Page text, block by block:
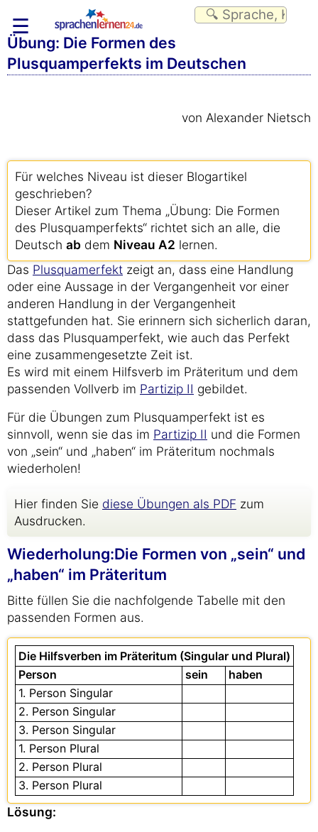
☰
Übung: Die Formen des
Plusquamperfekts im Deutschen
von Alexander Nietsch
Für welches Niveau ist dieser Blogartikel
geschrieben?
Dieser Artikel zum Thema „Übung: Die Formen
des Plusquamperfekts“ richtet sich an alle, die
Deutsch ab dem Niveau A2 lernen.
Das Plusquamerfekt zeigt an, dass eine Handlung
oder eine Aussage in der Vergangenheit vor einer
anderen Handlung in der Vergangenheit
stattgefunden hat. Sie erinnern sich sicherlich daran,
dass das Plusquamperfekt, wie auch das Perfekt
eine zusammengesetzte Zeit ist.
Es wird mit einem Hilfsverb im Präteritum und dem
passenden Vollverb im Partizip II gebildet.
Für die Übungen zum Plusquamperfekt ist es
sinnvoll, wenn sie das im Partizip II und die Formen
von „sein“ und „haben“ im Präteritum nochmals
wiederholen!
Hier finden Sie diese Übungen als PDF zum
Ausdrucken.
Wiederholung:Die Formen von „sein“ und
„haben“ im Präteritum
Bitte füllen Sie die nachfolgende Tabelle mit den
passenden Formen aus.
Die Hilfsverben im Präteritum (Singular und Plural)
Person
sein
haben
1. Person Singular
2. Person Singular
3. Person Singular
1. Person Plural
2. Person Plural
3. Person Plural
Lösung: